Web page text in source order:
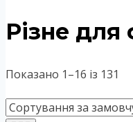
Різне для
Показано 1–16 із 131